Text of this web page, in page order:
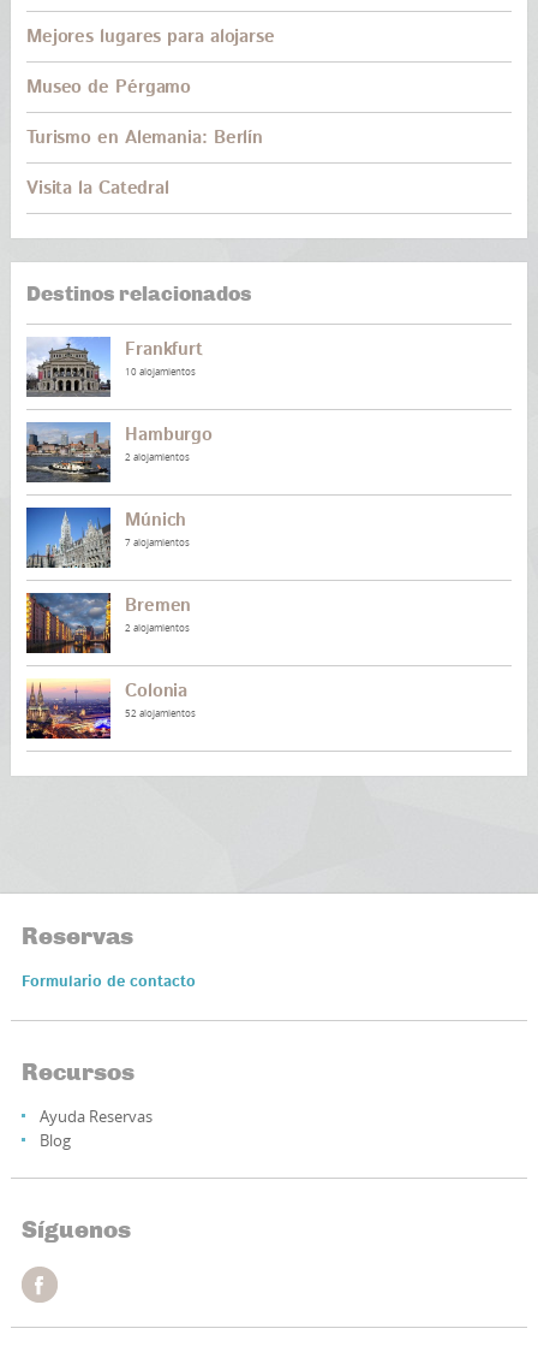
Mejores lugares para alojarse
Museo de Pérgamo
Turismo en Alemania: Berlín
Visita la Catedral
Destinos relacionados
Frankfurt
10 alojamientos
Hamburgo
2 alojamientos
Múnich
7 alojamientos
Bremen
2 alojamientos
Colonia
52 alojamientos
Reservas
Formulario de contacto
Recursos
Ayuda Reservas
Blog
Síguenos